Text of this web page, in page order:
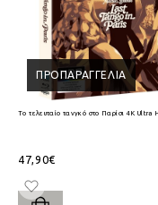
ΠΡΟΠΑΡΑΓΓΕΛΊΑ
Το τελευταίο τανγκό στο Παρίσι 4K Ultra
47,90€